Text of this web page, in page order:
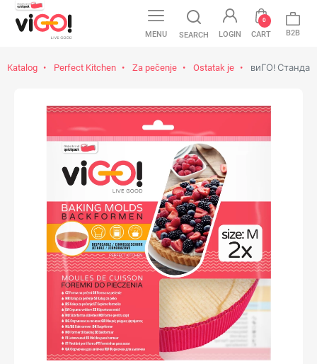
MENU SEARCH LOGIN CART
0
B2B
Katalog Perfect Kitchen Za pečenje Ostatak je виГО!